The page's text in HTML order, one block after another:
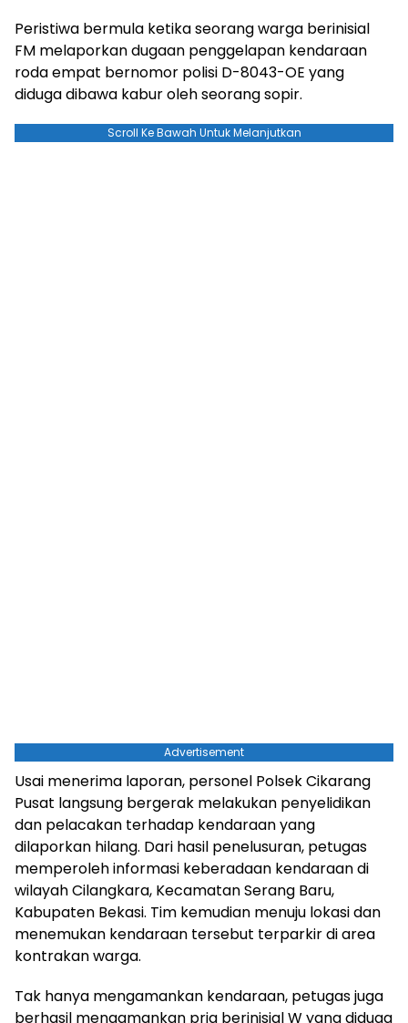
Peristiwa bermula ketika seorang warga berinisial
FM melaporkan dugaan penggelapan kendaraan
roda empat bernomor polisi D-8043-OE yang
diduga dibawa kabur oleh seorang sopir.
Scroll Ke Bawah Untuk Melanjutkan
Advertisement
Usai menerima laporan, personel Polsek Cikarang
Pusat langsung bergerak melakukan penyelidikan
dan pelacakan terhadap kendaraan yang
dilaporkan hilang. Dari hasil penelusuran, petugas
memperoleh informasi keberadaan kendaraan di
wilayah Cilangkara, Kecamatan Serang Baru,
Kabupaten Bekasi. Tim kemudian menuju lokasi dan
menemukan kendaraan tersebut terparkir di area
kontrakan warga.
Tak hanya mengamankan kendaraan, petugas juga
berhasil mengamankan pria berinisial W yang diduga